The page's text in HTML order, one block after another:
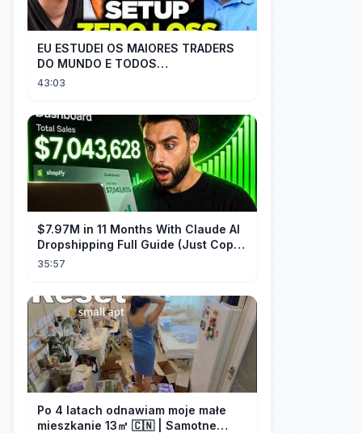
EU ESTUDEI OS MAIORES TRADERS
DO MUNDO E TODOS
COMPARTILHAM O MESMO SEGREDO
43:03
$7.97M in 11 Months With Claude AI
Dropshipping Full Guide (Just Copy
Me)
35:57
Po 4 latach odnawiam moje małe
mieszkanie 13㎡ 🇨🇳 | Samotne